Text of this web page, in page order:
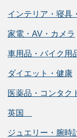
インテリア・寝具
家電・AV・カメラ
車用品・バイク用
ダイエット・健康
医薬品・コンタク
英国
ジュエリー・腕時